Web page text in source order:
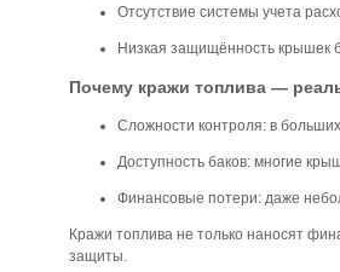
Отсутствие системы учета
Низкая защищённость крышек
Почему кражи топлива —
Сложности контроля: в
Доступность баков: многие
Финансовые потери: даже
Кражи топлива не только наносят
защиты.